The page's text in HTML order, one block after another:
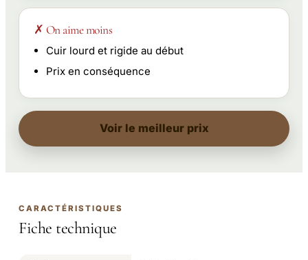
✗ On aime moins
Cuir lourd et rigide au début
Prix en conséquence
Voir le meilleur prix
CARACTÉRISTIQUES
Fiche technique